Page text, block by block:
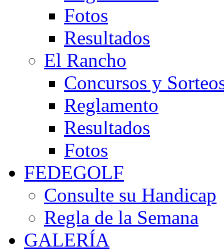
Fotos
Resultados
El Rancho
Concursos y
Reglamento
Resultados
Fotos
FEDEGOLF
Consulte su Handicap
Regla de la Semana
GALERÍA